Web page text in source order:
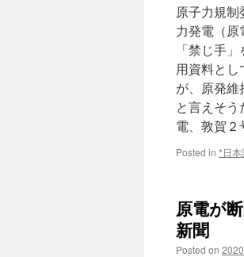
原子力規
力発電（原
「禁じ手
用資料と
が、原発維
と言えそ
電、敦賀２
Posted in *日本
原電が
新聞
Posted on